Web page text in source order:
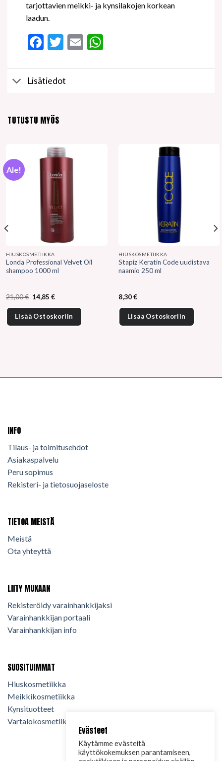
tarjottavien meikki- ja kynsilakojen korkean
laadun.
Facebook
Twitter
EmailWhatsApp
Lisätiedot
TUTUSTU MYÖS
Ale!
HIUSKOSMETIIKKA
Londa Professional Velvet Oil
shampoo 1000 ml
21,00€ Alkuperäinen
hinta
oli:
21,00 €.
14,85€Nykyinen
on:
14,85 €.
Lisää Ostoskoriin
HIUSKOSMETIIKKA
Stapiz Keratin Code uudistava
naamio 250 ml
8,30€
Lisää Ostoskoriin
INFO
Tilaus- ja toimitusehdot
Asiakaspalvelu
Peru sopimus
Rekisteri- ja tietosuojaseloste
TIETOA MEISTÄ
Meistä
Ota yhteyttä
LIITY MUKAAN
Rekisteröidy varainhankkijaksi
Varainhankkijan portaali
Varainhankkijan info
SUOSITUIMMAT
Hiuskosmetiikka
Meikkikosmetiikka
Kynsituotteet
Vartalokosmetiikka
Evästeet
Käytämme evästeitä
käyttökokemuksen parantamiseen,